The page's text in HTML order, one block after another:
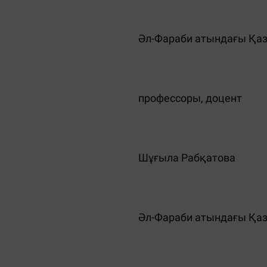
Әл-Фараби атындағы
профессоры, доцент
Шұғыла Рабқатова
Әл-Фараби атындағы